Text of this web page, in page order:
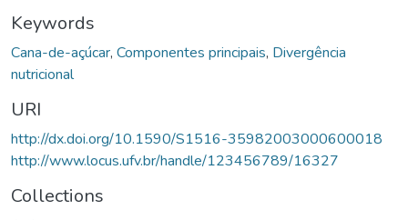
Keywords
Cana-de-açúcar, Componentes principais, Divergência
nutricional
URI
http://dx.doi.org/10.1590/S1516-35982003000600018
http://www.locus.ufv.br/handle/123456789/16327
Collections